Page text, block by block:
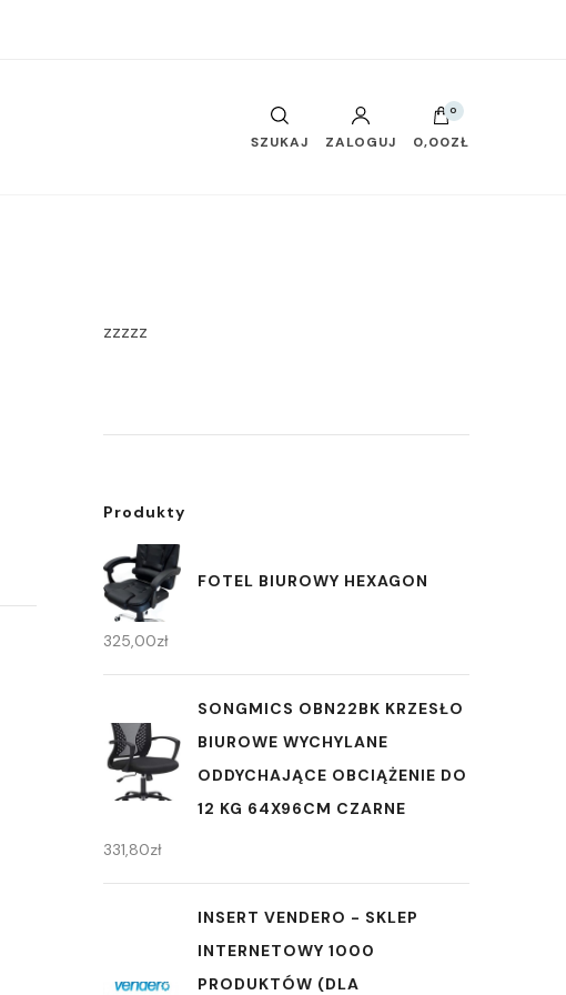
SZUKAJ ZALOGUJ
0
0,00ZŁ
zzzzz
Produkty
FOTEL BIUROWY HEXAGON
325,00zł
SONGMICS OBN22BK KRZESŁO
BIUROWE WYCHYLANE
ODDYCHAJĄCE OBCIĄŻENIE DO
12 KG 64X96CM CZARNE
331,80zł
INSERT VENDERO - SKLEP
INTERNETOWY 1000
PRODUKTÓW (DLA